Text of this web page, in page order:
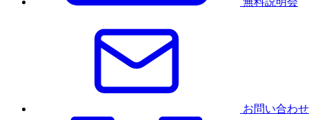
お問い合わせ